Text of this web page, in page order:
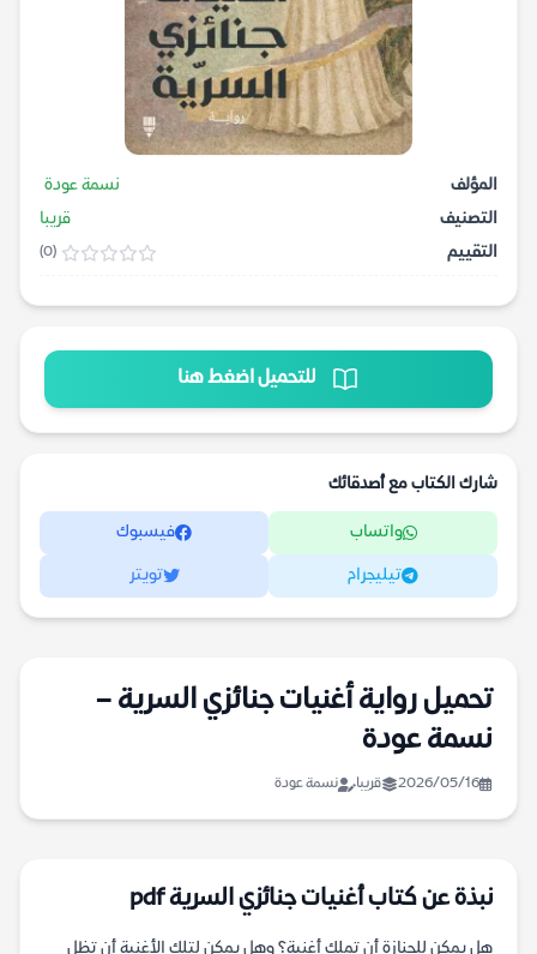
المؤلف
نسمة عودة
التصنيف
قريبا
التقييم
(0)
للتحميل اضغط هنا
شارك الكتاب مع أصدقائك
واتساب فيسبوك
تيليجرام تويتر
تحميل رواية أغنيات جنائزي السرية –
نسمة عودة
2026/05/16 قريبا نسمة عودة
نبذة عن كتاب أغنيات جنائزي السرية pdf
هل يمكن للجنازة أن تملك أغنية؟ وهل يمكن لتلك الأغنية أن تظل